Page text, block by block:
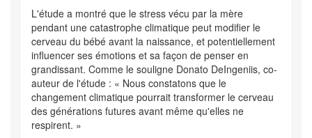
L'étude a montré que le stress vécu par la mère
pendant une catastrophe climatique peut modifier le
cerveau du bébé avant la naissance, et potentiellement
influencer ses émotions et sa façon de penser en
grandissant. Comme le souligne Donato DeIngeniis, co-
auteur de l'étude : « Nous constatons que le
changement climatique pourrait transformer le cerveau
des générations futures avant même qu'elles ne
respirent. »